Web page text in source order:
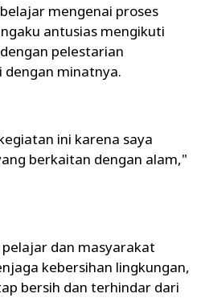
mengenai proses
antusias mengikuti
pelestarian
dengan minatnya.
ini karena saya
berkaitan dengan alam,"
dan masyarakat
kebersihan lingkungan,
bersih dan terhindar dari